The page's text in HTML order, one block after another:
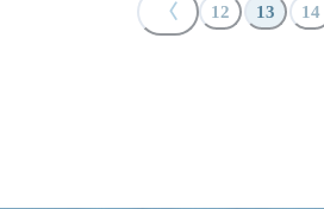
〈 12 13 14